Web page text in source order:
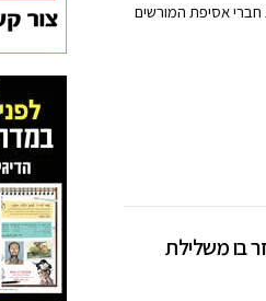
חברי אסיפת המורשים
בו משלילת